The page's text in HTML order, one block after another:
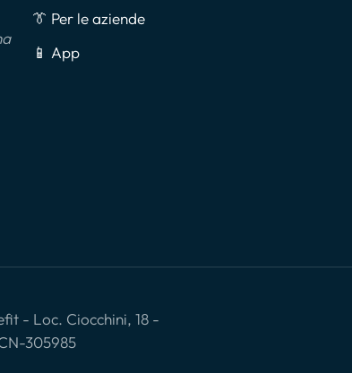
👔 Per le aziende
📱 App
- Loc. Ciocchini, 18 -
305985